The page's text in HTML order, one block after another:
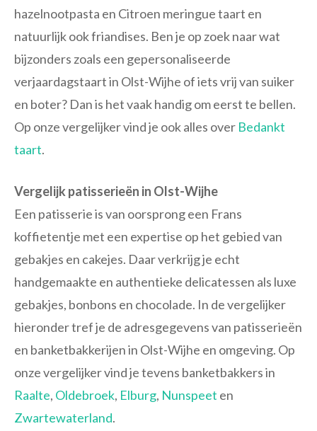
hazelnootpasta en Citroen meringue taart en
natuurlijk ook friandises. Ben je op zoek naar wat
bijzonders zoals een gepersonaliseerde
verjaardagstaart in Olst-Wijhe of iets vrij van suiker
en boter? Dan is het vaak handig om eerst te bellen.
Op onze vergelijker vind je ook alles over Bedankt
taart.
Vergelijk patisserieën in Olst-Wijhe
Een patisserie is van oorsprong een Frans
koffietentje met een expertise op het gebied van
gebakjes en cakejes. Daar verkrijg je echt
handgemaakte en authentieke delicatessen als luxe
gebakjes, bonbons en chocolade. In de vergelijker
hieronder tref je de adresgegevens van patisserieën
en banketbakkerijen in Olst-Wijhe en omgeving. Op
onze vergelijker vind je tevens banketbakkers in
Raalte, Oldebroek, Elburg, Nunspeet en
Zwartewaterland.